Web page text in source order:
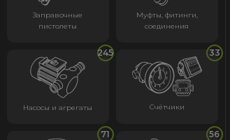
Заправочные
пистолеты
Муфты, фитинги,
соединения
Насосы и агрегаты
245
Счётчики
33
71 56